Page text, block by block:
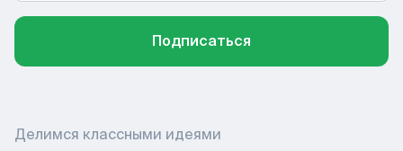
Подписаться
Делимся классными идеями